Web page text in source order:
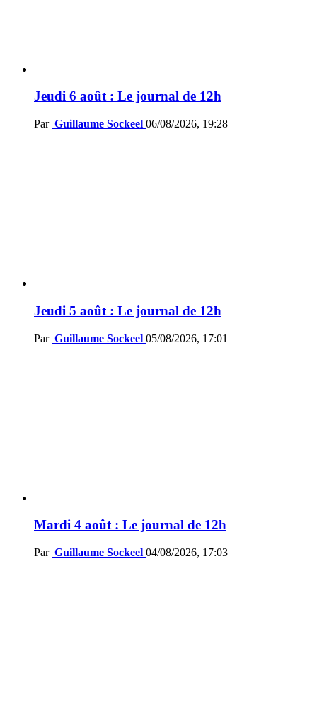
Jeudi 6 août : Le journal de 12h
Par Guillaume Sockeel 06/08/2026, 19:28
Jeudi 5 août : Le journal de 12h
Par Guillaume Sockeel 05/08/2026, 17:01
Mardi 4 août : Le journal de 12h
Par Guillaume Sockeel 04/08/2026, 17:03